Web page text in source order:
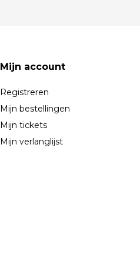
Mijn account
Registreren
Mijn bestellingen
Mijn tickets
Mijn verlanglijst